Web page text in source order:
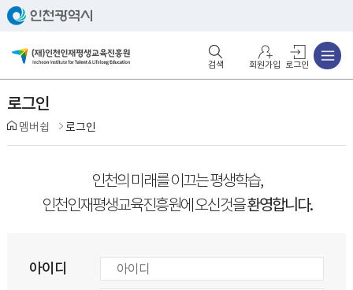
회원가입 로그인
로그인
멤버쉽 로그인
인천의 미래를 이끄는 평생학습,
인천인재평생교육진흥원에 오신것을환영합니다.
아이디